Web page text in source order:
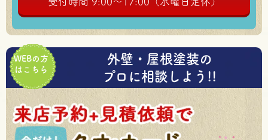
WEBの方
はこちら
外壁・屋根塗装の
プロに相談しよう!!